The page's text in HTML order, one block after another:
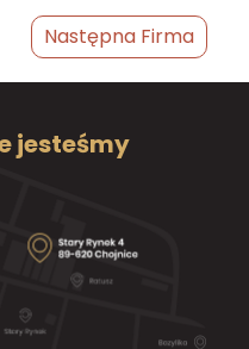
Następna Firma
jesteśmy